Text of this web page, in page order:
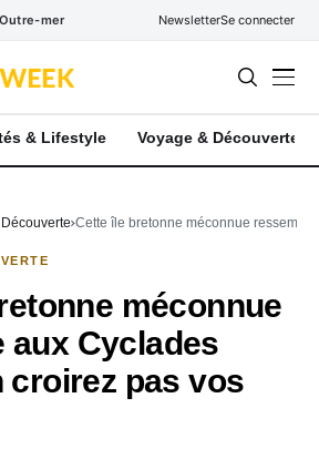
mer NewsletterSe connecter
& Lifestyle Voyage & Découverte
Cette île bretonne méconnue
méconnue
aux Cyclades
croirez pas vos